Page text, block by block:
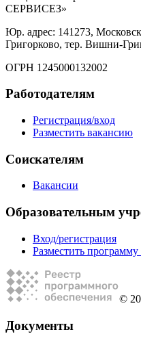
СЕРВИСЕЗ»
Юр. адрес: 141273,
Григорково, тер. Вишни-
ОГРН 1245000132002
Работодателям
Регистрация/вход
Разместить вакансию
Соискателям
Вакансии
Образовательным
Вход/регистрация
Разместить программу
©
Документы